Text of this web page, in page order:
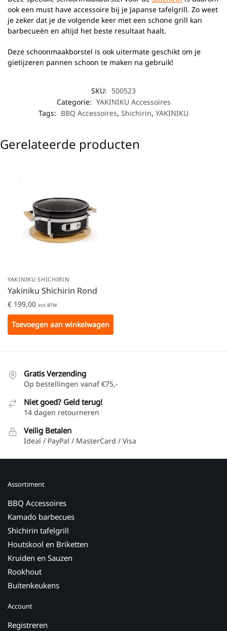
ook een must have accessoire bij je Japanse tafelgrill. Zo weet
je zeker dat je de volgende keer met een schone grill kan
barbecueën en altijd het beste resultaat haalt.
Deze schoonmaakborstel is ook uitermate geschikt om je
gietijzeren pannen schoon te maken na gebruik!
SKU: 500523
Categorie: YAKINIKU Accessoires
Tags: BBQ Accessoires, Shichirin, YAKINIKU
Gerelateerde producten
YAKINIKU SHICHIRIN
Yakiniku Shichirin Rond
€ 199,00 incl. BTW
Toevoegen aan winkelwagen
Gratis Verzending
Op bestellingen vanaf €75,-
Niet goed? Geld terug!
14 dagen retourneren
Veilig Betalen
Ideal / PayPal / MasterCard / Visa
Assortiment
BBQ Accessoires
Kamado barbecues
Shichirin tafelgrill
Houtskool en Briketten
Kruiden en Sauzen
Rookhout
Buitenkeukens
Account
Registreren